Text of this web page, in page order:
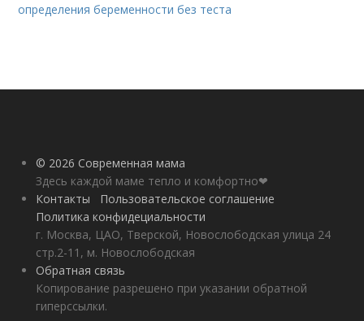
определения беременности без теста
© 2026 Современная мама
Здесь каждой маме тепло и комфортно❤
Контакты
Пользовательское соглашение
Политика конфидециальности
г. Москва, ЦАО, Тверской, Новослободская улица 24
стр.2-11, м. Новослободская
Обратная связь
Копирование разрешено при указании обратной
гиперссылки.